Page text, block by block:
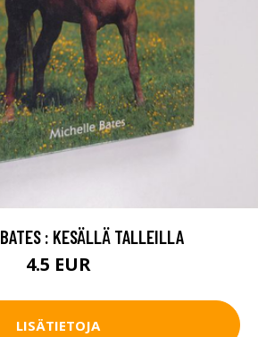
: KESÄLLÄ TALLEILLA
4.5 EUR
LISÄTIETOJA